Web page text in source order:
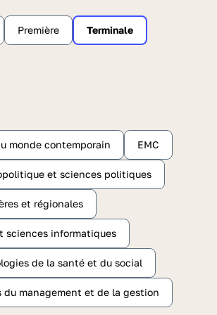
Première Terminale
monde contemporain EMC
et sciences politiques
et régionales
sciences informatiques
de la santé et du social
management et de la gestion